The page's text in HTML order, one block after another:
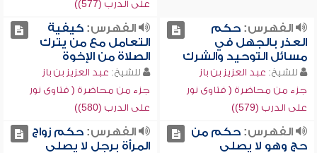
على الدرب (577))
الفهرس:حكم
العذر بالجهل في
مسائل التوحيد والشرك
للشيخ: عبد العزيز بن باز
جزء من محاضرة ( فتاوى نور
على الدرب (579))
الفهرس:كيفية
التعامل مع من يترك
الصلاة من الإخوة
للشيخ: عبد العزيز بن باز
جزء من محاضرة ( فتاوى نور
على الدرب (580))
الفهرس:حكم من
حج وهو لا يصلي
الفهرس:حكم زواج
المرأة برجل لا يصلي